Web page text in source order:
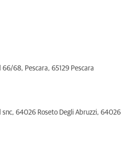
66/68, Pescara, 65129 Pescara
snc, 64026 Roseto Degli Abruzzi, 64026